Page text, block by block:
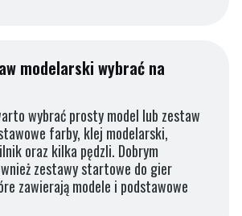
modelarski wybrać na
wybrać prosty model lub zestaw
farby, klej modelarski,
oraz kilka pędzli. Dobrym
zestawy startowe do gier
zawierają modele i podstawowe